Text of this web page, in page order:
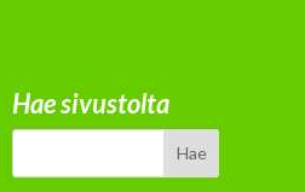
Hae sivustolta